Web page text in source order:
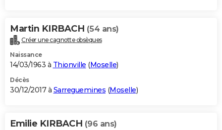
Martin KIRBACH (54 ans)
Créer une cagnotte obsèques
Naissance
14/03/1963 à Thionville (Moselle)
Décès
30/12/2017 à Sarreguemines (Moselle)
Emilie KIRBACH (96 ans)